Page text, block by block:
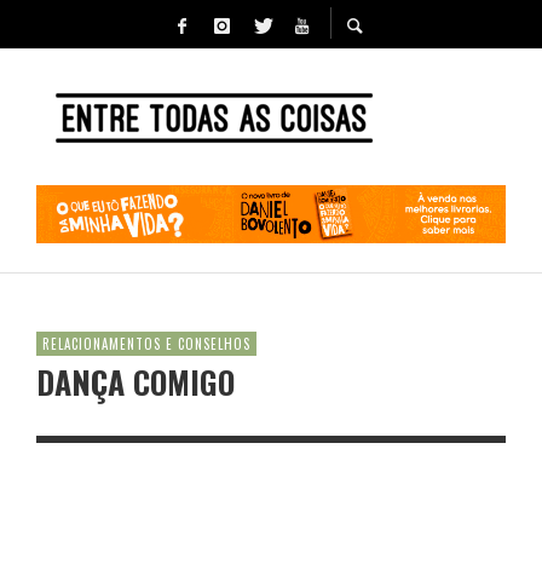
RELACIONAMENTOS E CONSELHOS
DANÇA COMIGO